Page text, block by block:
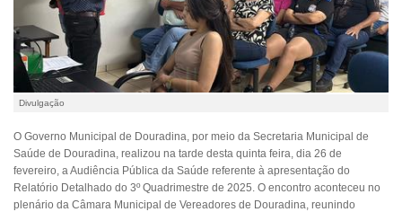
Divulgação
O Governo Municipal de Douradina, por meio da Secretaria Municipal de
Saúde de Douradina, realizou na tarde desta quinta feira, dia 26 de
fevereiro, a Audiência Pública da Saúde referente à apresentação do
Relatório Detalhado do 3º Quadrimestre de 2025. O encontro aconteceu no
plenário da Câmara Municipal de Vereadores de Douradina, reunindo